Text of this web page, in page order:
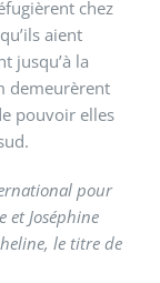
chez
aient
jusqu’à la
demeurèrent
pouvoir elles
pour
et Joséphine
le titre de